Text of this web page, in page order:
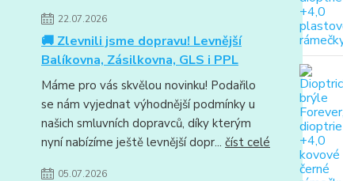
22.07.2026
🚚 Zlevnili jsme dopravu! Levnější
Balíkovna, Zásilkovna, GLS i PPL
Máme pro vás skvělou novinku! Podařilo
se nám vyjednat výhodnější podmínky u
našich smluvních dopravců, díky kterým
nyní nabízíme ještě levnější dopr... číst celé
05.07.2026